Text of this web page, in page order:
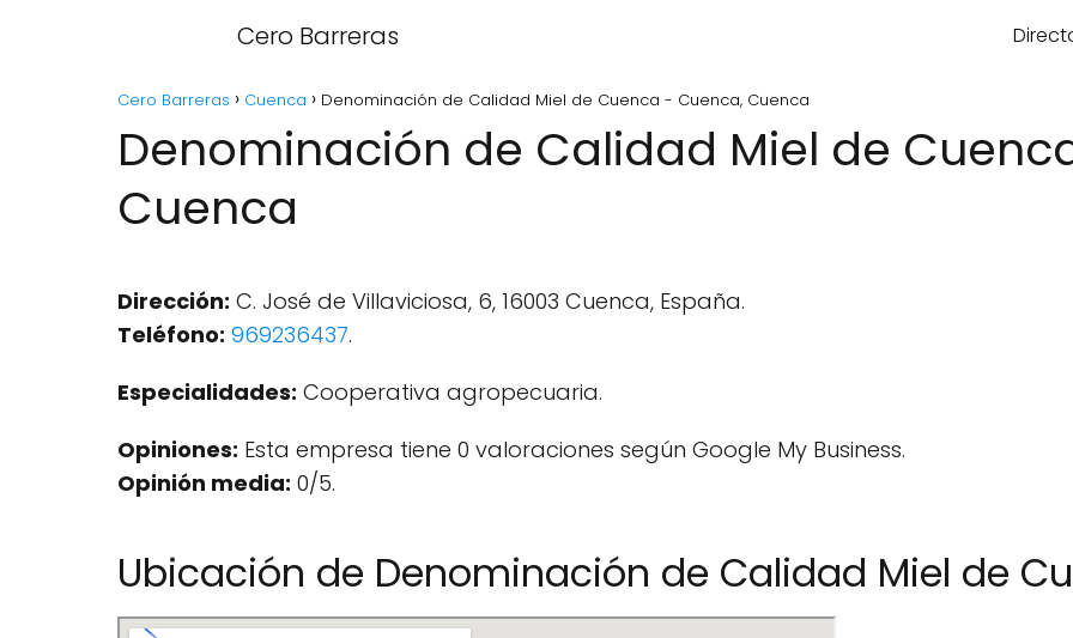
Cero Barreras
Cero Barreras Cuenca Denominación de Calidad Miel de Cuenca - Cuenca, Cuenca
Denominación de Calidad Miel de
Cuenca
Dirección: C. José de Villaviciosa, 6, 16003 Cuenca, España.
Teléfono: 969236437.
Especialidades: Cooperativa agropecuaria.
Opiniones: Esta empresa tiene 0 valoraciones según Google My Business.
Opinión media: 0/5.
Ubicación de Denominación de Calidad Miel de